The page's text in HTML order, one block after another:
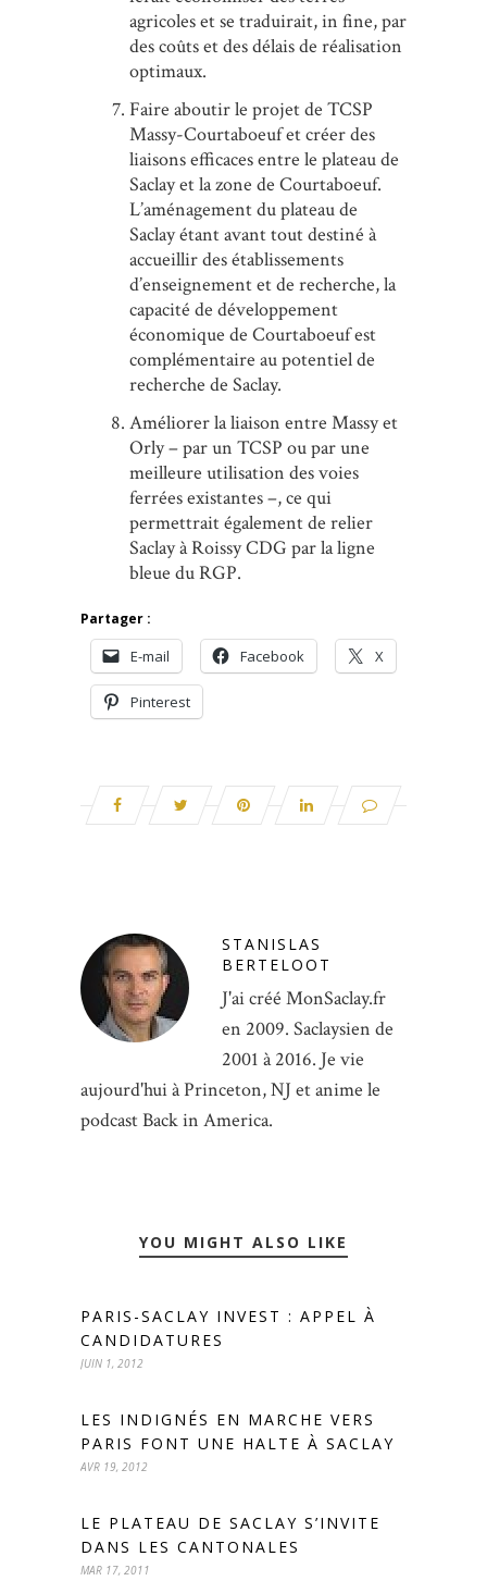
agricoles et se traduirait, in fine, par
des coûts et des délais de réalisation
optimaux.
Faire aboutir le projet de TCSP
Massy-Courtaboeuf et créer des
liaisons efficaces entre le plateau de
Saclay et la zone de Courtaboeuf.
L’aménagement du plateau de
Saclay étant avant tout destiné à
accueillir des établissements
d’enseignement et de recherche, la
capacité de développement
économique de Courtaboeuf est
complémentaire au potentiel de
recherche de Saclay.
Améliorer la liaison entre Massy et
Orly – par un TCSP ou par une
meilleure utilisation des voies
ferrées existantes –, ce qui
permettrait également de relier
Saclay à Roissy CDG par la ligne
bleue du RGP.
Partager :
E-mail Facebook X
Pinterest
STANISLAS
BERTELOOT
J'ai créé MonSaclay.fr
en 2009. Saclaysien de
2001 à 2016. Je vie
aujourd'hui à Princeton, NJ et anime le
podcast Back in America.
YOU MIGHT ALSO LIKE
PARIS-SACLAY INVEST : APPEL À
CANDIDATURES
JUIN 1, 2012
LES INDIGNÉS EN MARCHE VERS
PARIS FONT UNE HALTE À SACLAY
AVR 19, 2012
LE PLATEAU DE SACLAY S’INVITE
DANS LES CANTONALES
MAR 17, 2011